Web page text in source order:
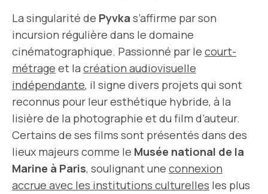
La singularité de Pyvka s’affirme par son
incursion régulière dans le domaine
cinématographique. Passionné par le court-
métrage et la création audiovisuelle
indépendante, il signe divers projets qui sont
reconnus pour leur esthétique hybride, à la
lisière de la photographie et du film d’auteur.
Certains de ses films sont présentés dans des
lieux majeurs comme le Musée national de la
Marine à Paris, soulignant une connexion
accrue avec les institutions culturelles les plus